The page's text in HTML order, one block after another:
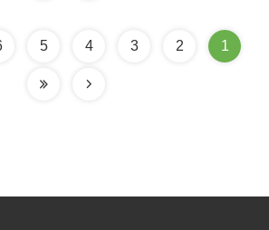
1
2
3
4
5